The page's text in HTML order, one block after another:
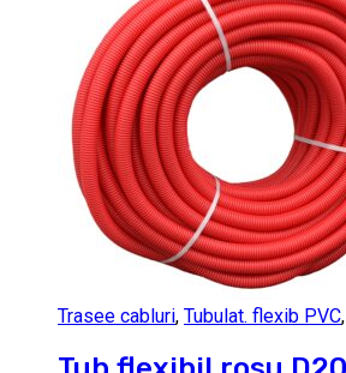
Trasee cabluri, Tubulat. flexib PVC,